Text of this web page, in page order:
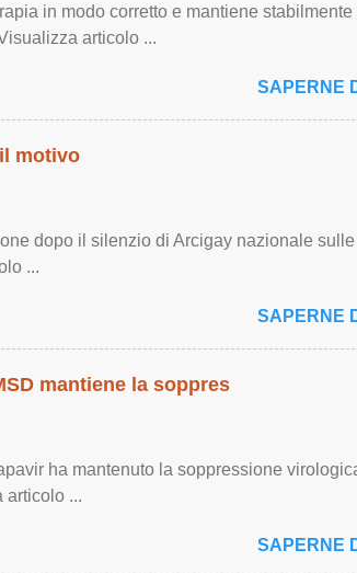
in modo corretto e mantiene stabilmente
articolo ...
SAPERNE
motivo
dopo il silenzio di Arcigay nazionale sulle
...
SAPERNE
mantiene la soppres
ha mantenuto la soppressione
articolo ...
SAPERNE